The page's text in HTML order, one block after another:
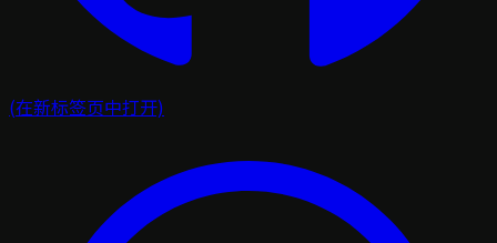
(在新标签页中打开)